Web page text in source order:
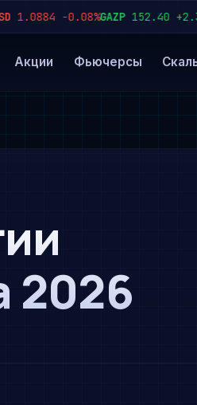
−0.08%GAZP 152.40 +2.3%
Акции Фьючерсы
2026